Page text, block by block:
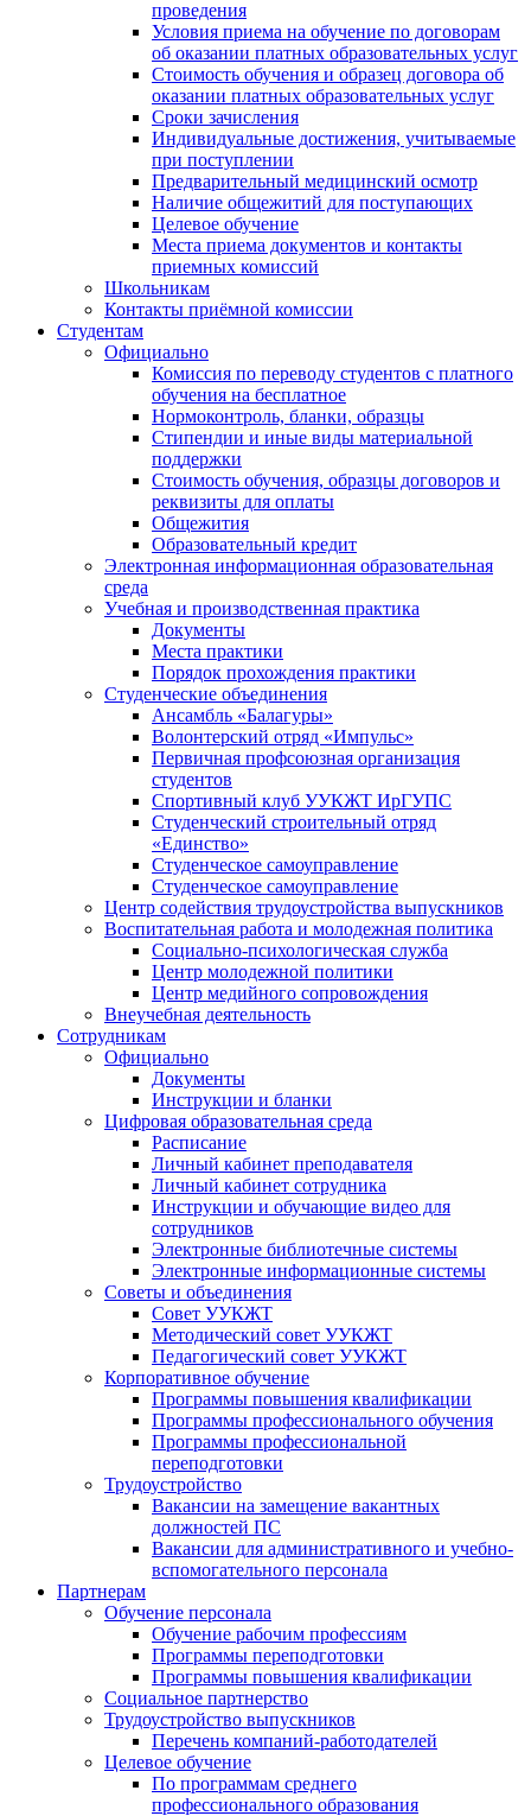
проведения
Условия приема на обучение по договорам
об оказании платных образовательных услуг
Стоимость обучения и образец договора об
оказании платных образовательных услуг
Сроки зачисления
Индивидуальные достижения, учитываемые
при поступлении
Предварительный медицинский осмотр
Наличие общежитий для поступающих
Целевое обучение
Места приема документов и контакты
приемных комиссий
Школьникам
Контакты приёмной комиссии
Студентам
Официально
Комиссия по переводу студентов с платного
обучения на бесплатное
Нормоконтроль, бланки, образцы
Стипендии и иные виды материальной
поддержки
Стоимость обучения, образцы договоров и
реквизиты для оплаты
Общежития
Образовательный кредит
Электронная информационная образовательная
среда
Учебная и производственная практика
Документы
Места практики
Порядок прохождения практики
Студенческие объединения
Ансамбль «Балагуры»
Волонтерский отряд «Импульс»
Первичная профсоюзная организация
студентов
Спортивный клуб УУКЖТ ИрГУПС
Студенческий строительный отряд
«Единство»
Студенческое самоуправление
Студенческое самоуправление
Центр содействия трудоустройства выпускников
Воспитательная работа и молодежная политика
Социально-психологическая служба
Центр молодежной политики
Центр медийного сопровождения
Внеучебная деятельность
Сотрудникам
Официально
Документы
Инструкции и бланки
Цифровая образовательная среда
Расписание
Личный кабинет преподавателя
Личный кабинет сотрудника
Инструкции и обучающие видео для
сотрудников
Электронные библиотечные системы
Электронные информационные системы
Советы и объединения
Совет УУКЖТ
Методический совет УУКЖТ
Педагогический совет УУКЖТ
Корпоративное обучение
Программы повышения квалификации
Программы профессионального обучения
Программы профессиональной
переподготовки
Трудоустройство
Вакансии на замещение вакантных
должностей ПС
Вакансии для административного и учебно-
вспомогательного персонала
Партнерам
Обучение персонала
Обучение рабочим профессиям
Программы переподготовки
Программы повышения квалификации
Социальное партнерство
Трудоустройство выпускников
Перечень компаний-работодателей
Целевое обучение
По программам среднего
профессионального образования